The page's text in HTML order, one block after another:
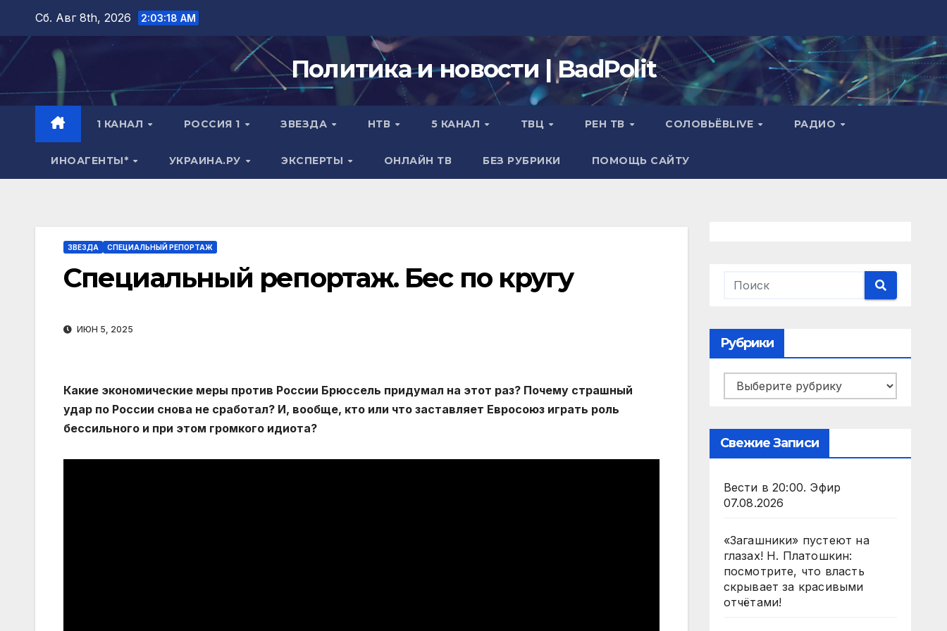
Перейти
содержимому
Сб. Авг 8th, 2026 2:03:19 AM
Политика и новости | BadPolit
1 КАНАЛ РОССИЯ 1 ЗВЕЗДА НТВ 5 КАНАЛ ТВЦ РЕН ТВ СОЛОВЬЁВLIVE РАДИО
ИНОАГЕНТЫ* УКРАИНА.РУ ЭКСПЕРТЫ ОНЛАЙН ТВ БЕЗ РУБРИКИ ПОМОЩЬ САЙТУ
ЗВЕЗДА СПЕЦИАЛЬНЫЙ РЕПОРТАЖ
Специальный репортаж. Бес по кругу
ИЮН 5, 2025
Какие экономические меры против России Брюссель придумал на этот раз? Почему страшный
удар по России снова не сработал? И, вообще, кто или что заставляет Евросоюз играть роль
бессильного и при этом громкого идиота?
Рубрики
Рубрики
Свежие Записи
Вести в 20:00. Эфир
07.08.2026
«Загашники» пустеют на
глазах! Н. Платошкин:
посмотрите, что власть
скрывает за красивыми
отчётами!